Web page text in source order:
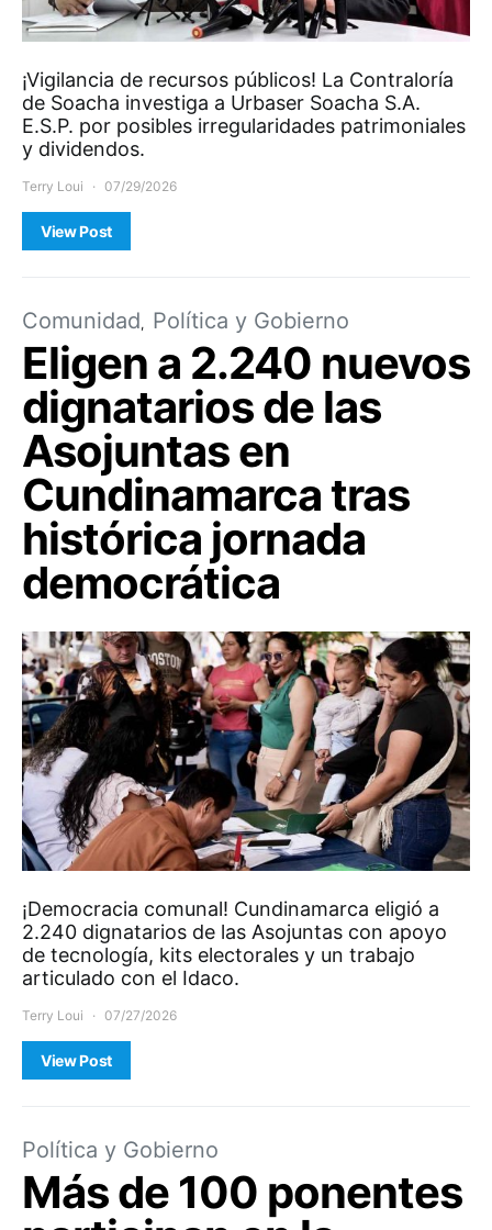
¡Vigilancia de recursos públicos! La Contraloría
de Soacha investiga a Urbaser Soacha S.A.
E.S.P. por posibles irregularidades patrimoniales
y dividendos.
Terry Loui 07/29/2026
View Post
Comunidad Política y Gobierno
Eligen a 2.240 nuevos
dignatarios de las
Asojuntas en
Cundinamarca tras
histórica jornada
democrática
¡Democracia comunal! Cundinamarca eligió a
2.240 dignatarios de las Asojuntas con apoyo
de tecnología, kits electorales y un trabajo
articulado con el Idaco.
Terry Loui 07/27/2026
View Post
Política y Gobierno
Más de 100 ponentes